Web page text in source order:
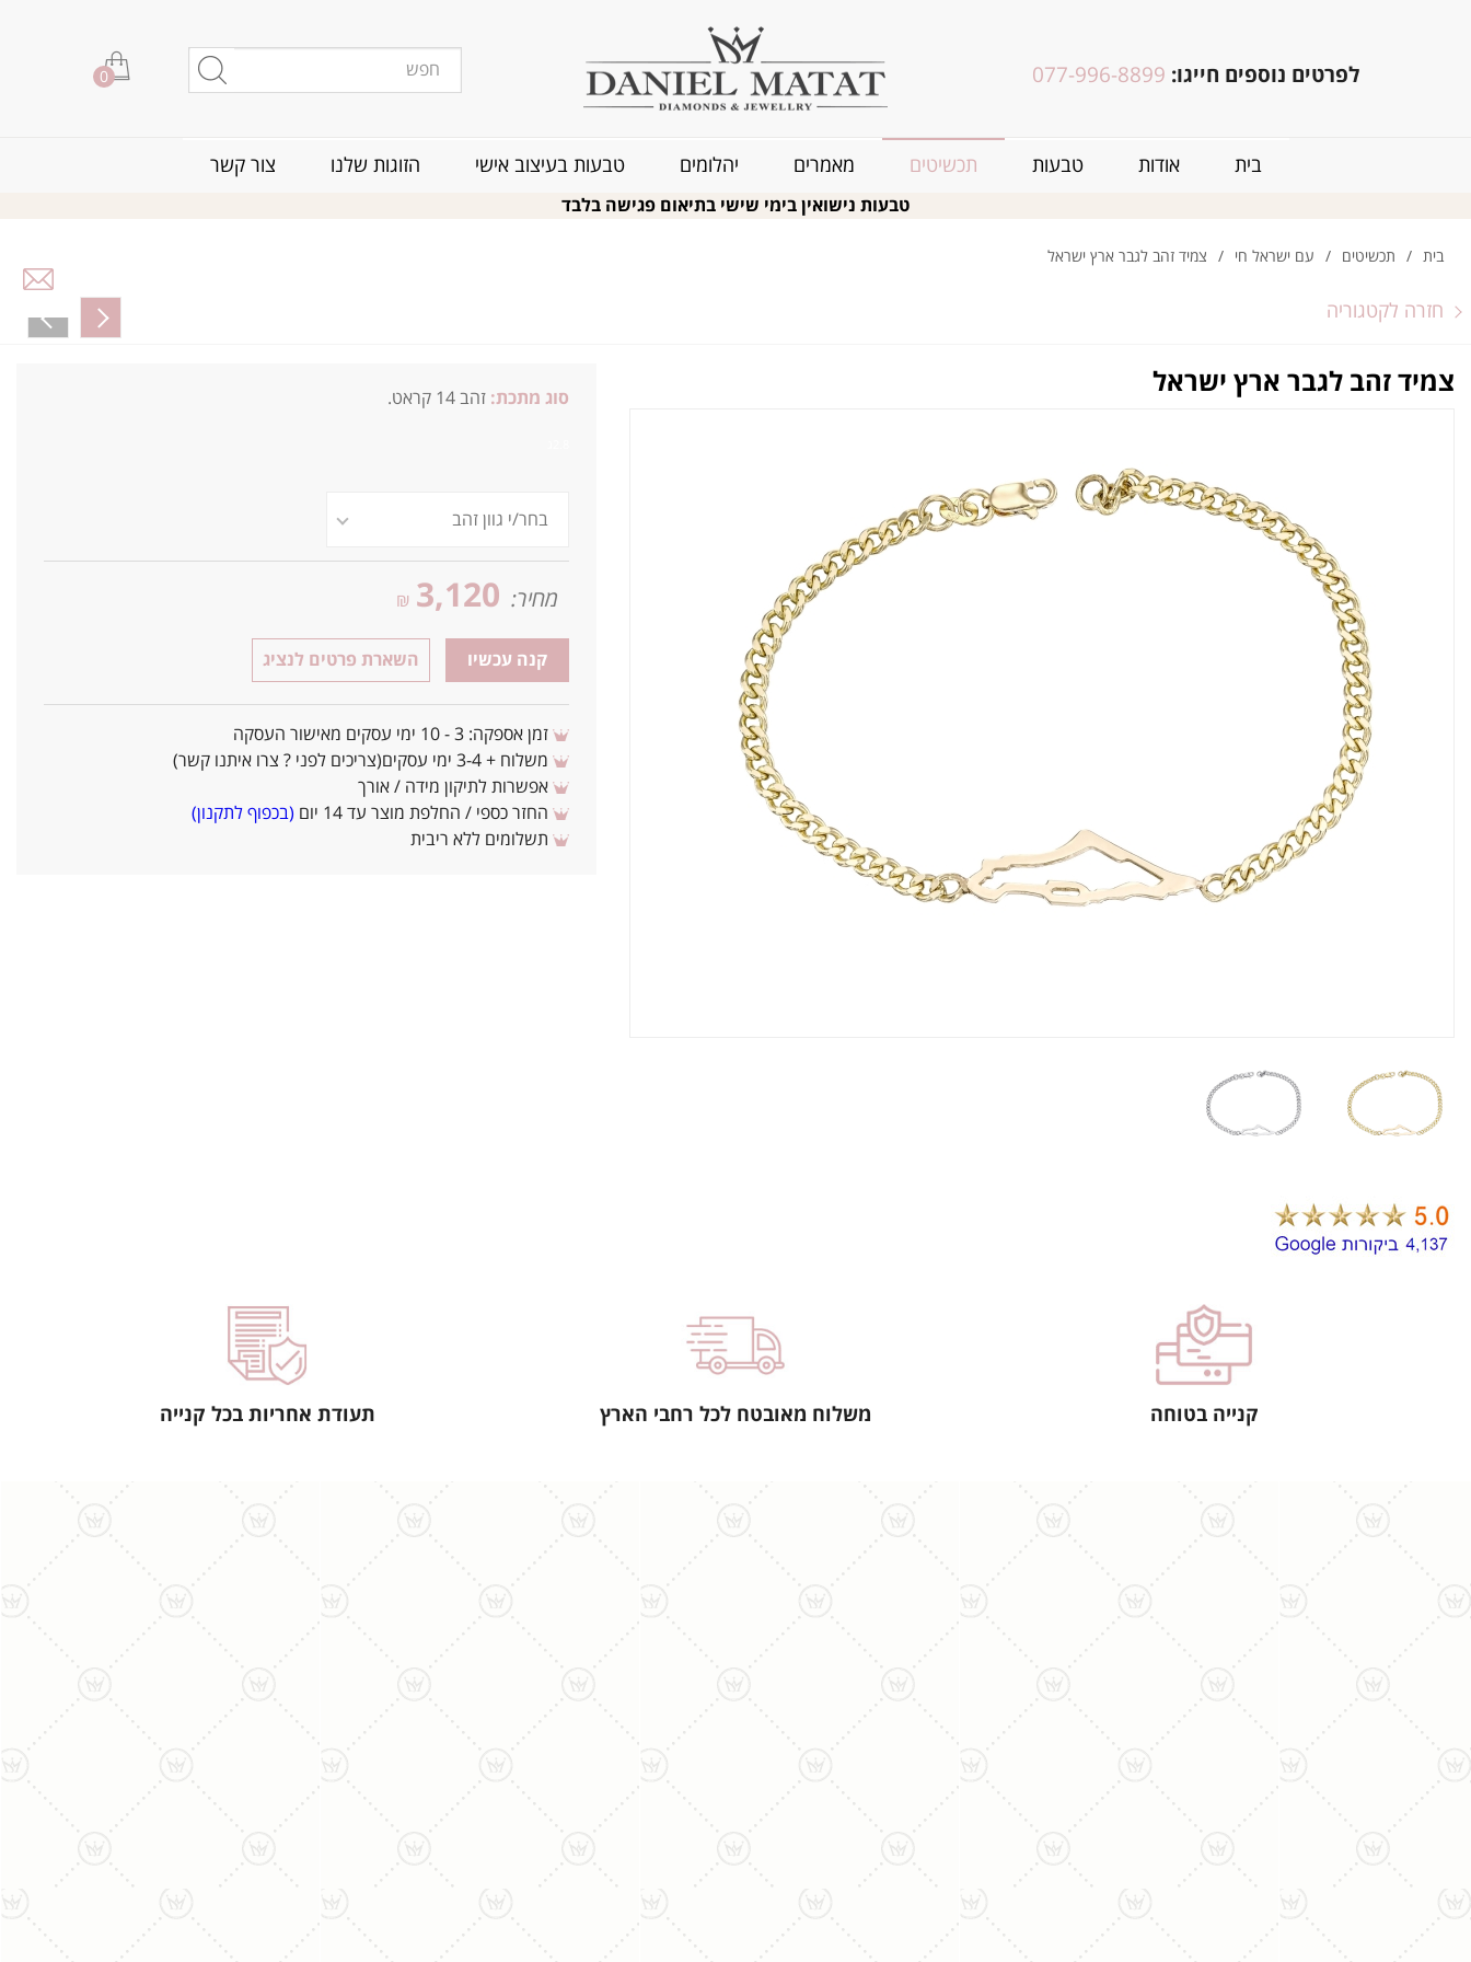
לפרטים נוספים חייגו: 077-996-8899
0
בית אודות טבעות תכשיטים מאמרים יהלומים טבעות בעיצוב אישי הזוגות שלנו צור קשר
טבעות נישואין בימי שישי בתיאום פגישה בלבד
בית / תכשיטים / עם ישראל חי / צמיד זהב לגבר ארץ ישראל
חזרה לקטגוריה
צמיד זהב לגבר ארץ ישראל סוג מתכת: זהב 14 קראט.
מחיר: 3,120
₪
קנה עכשיו השארת פרטים לנציג
זמן אספקה: 3 - 10 ימי עסקים מאישור העסקה
משלוח + 3-4 ימי עסקים(צריכים לפני ? צרו איתנו קשר)
אפשרות לתיקון מידה / אורך
החזר כספי / החלפת מוצר עד 14 יום
(בכפוף לתקנון)
תשלומים ללא ריבית
קנייה בטוחה משלוח מאובטח לכל רחבי הארץ תעודת אחריות בכל קנייה